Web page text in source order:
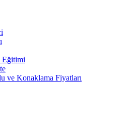
Eğitimi
ve Konaklama Fiyatları